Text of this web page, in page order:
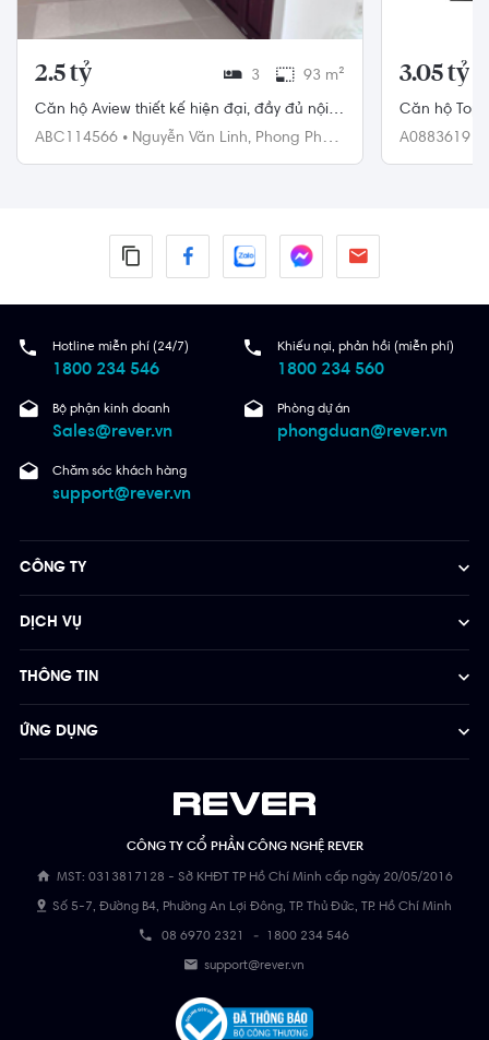
2.5 tỷ 3 93 m²
Căn hộ Aview thiết kế hiện đại, đầy đủ nội
thất.
ABC114566 • Nguyễn Văn Linh, Phong Phú,
3.05 tỷ
Căn hộ
mọi tiện ích.
A0883619•
Hotline miễn phí (24/7)
1800 234 546
Khiếu nại, phản hồi (miễn phí)
1800 234 560
Bộ phận kinh doanh
Sales@rever.vn
Phòng dự án
phongduan@rever.vn
Chăm sóc khách hàng
support@rever.vn
CÔNG TY CỔ PHẦN CÔNG NGHỆ REVER
MST: 0313817128 - Sở KHĐT TP Hồ Chí Minh cấp ngày 20/05/2016
Số 5-7, Đường B4, Phường An Lợi Đông, TP. Thủ Đức, TP. Hồ Chí Minh
08 6970 2321 - 1800 234 546
support@rever.vn
CÔNG TY
DỊCH VỤ
THÔNG TIN
ỨNG DỤNG